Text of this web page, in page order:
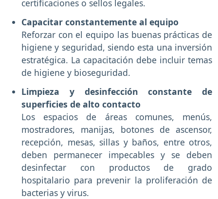
certificaciones o sellos legales.
Capacitar constantemente al equipo
Reforzar con el equipo las buenas prácticas de
higiene y seguridad, siendo esta una inversión
estratégica. La capacitación debe incluir temas
de higiene y bioseguridad.
Limpieza y desinfección constante de
superficies de alto contacto
Los espacios de áreas comunes, menús,
mostradores, manijas, botones de ascensor,
recepción, mesas, sillas y baños, entre otros,
deben permanecer impecables y se deben
desinfectar con productos de grado
hospitalario para prevenir la proliferación de
bacterias y virus.